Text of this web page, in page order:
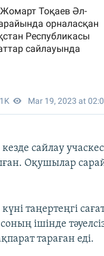
сайлау
Оқушылар
таңертеңгі
ішінде
тараған еді.